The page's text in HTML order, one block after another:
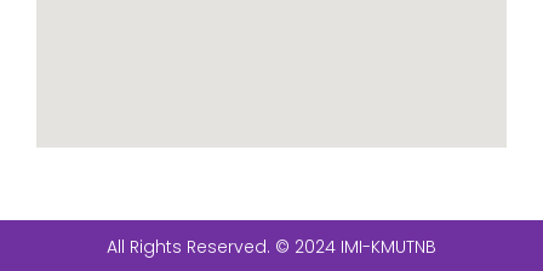
All Rights Reserved. © 2024 IMI-KMUTNB